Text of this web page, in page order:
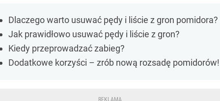
Dlaczego warto usuwać pędy i liście z gron pomidora?
Jak prawidłowo usuwać pędy i liście z gron?
Kiedy przeprowadzać zabieg?
Dodatkowe korzyści – zrób nową rozsadę pomidorów!